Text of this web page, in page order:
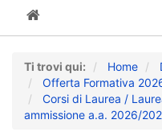
Ti trovi qui: Home
Offerta Formativa
Corsi di Laurea /
ammissione a.a. 2026/